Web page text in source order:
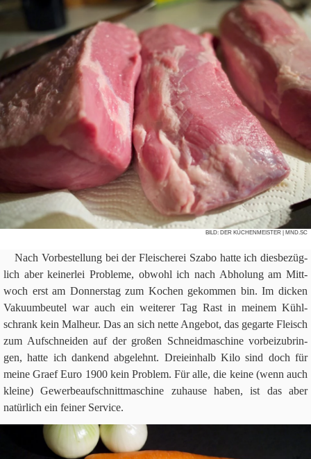
BILD: DER KÜCHENMEISTER | MND.SC
Nach Vor­be­stel­lung bei der Flei­sche­rei Szabo hatte ich dies­be­züg­
lich aber kei­ner­lei Pro­bleme, obwohl ich nach Abho­lung am Mitt­
woch erst am Don­ners­tag zum Kochen gekom­men bin. Im dicken
Vaku­um­beu­tel war auch ein wei­te­rer Tag Rast in mei­nem Kühl­
schrank kein Mal­heur. Das an sich nette Ange­bot, das gegarte Fleisch
zum Auf­schnei­den auf der gro­ßen Schneid­ma­schine vor­bei­zu­brin­
gen, hatte ich dan­kend abge­lehnt. Drei­ein­halb Kilo sind doch für
meine Graef Euro 1900kein Pro­blem. Für alle, die keine (wenn auch
kleine) Gewer­be­auf­schnitt­ma­schine zuhause haben, ist das aber
natür­lich ein fei­ner Service.